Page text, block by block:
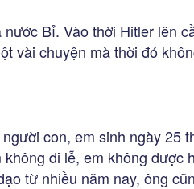
Bỉ. Vào thời Hitler lên
vài chuyện mà thời đó
con, em sinh ngày 25
đi lễ, em không được
từ nhiều năm nay, ông